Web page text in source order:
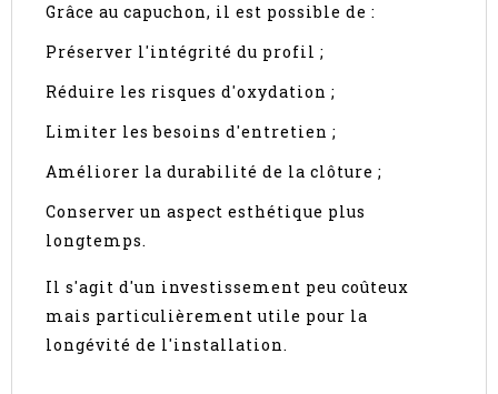
Grâce au capuchon, il est possible de :
Préserver l'intégrité du profil ;
Réduire les risques d'oxydation ;
Limiter les besoins d'entretien ;
Améliorer la durabilité de la clôture ;
Conserver un aspect esthétique plus
longtemps.
Il s'agit d'un investissement peu coûteux
mais particulièrement utile pour la
longévité de l'installation.